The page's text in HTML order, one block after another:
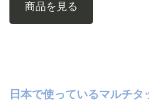
商品を見る
日本で使っているマルチタ